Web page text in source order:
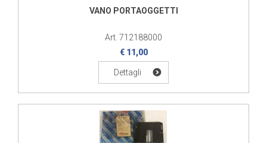
VANO PORTAOGGETTI
Art. 712188000
€ 11,00
Dettagli